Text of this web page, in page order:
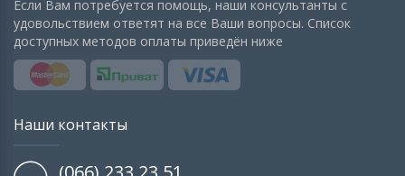
Если Вам потребуется помощь, наши консультанты с
удовольствием ответят на все Ваши вопросы. Список
доступных методов оплаты приведён ниже
Наши контакты